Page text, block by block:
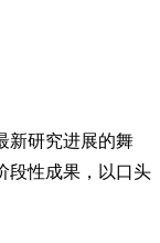
新研究进展的舞
段性成果，以口头